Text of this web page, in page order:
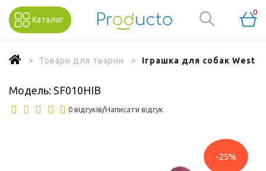
Каталог
0
Товари для тварин Іграшка для собак West
Модель: SF010HIB
0 відгуків/Написати відгук
-25%